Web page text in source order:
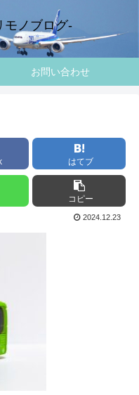
モノブログ-
お問い合わせ
はてブ
コピー
2024.12.23